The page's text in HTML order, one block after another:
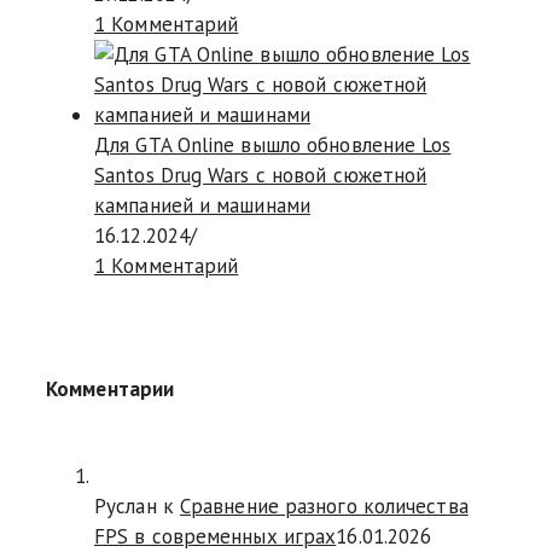
1 Комментарий
Для GTA Online вышло обновление Los
Santos Drug Wars с новой сюжетной
кампанией и машинами
16.12.2024/
1 Комментарий
Комментарии
Русланк Сравнение разного количества
FPS в современных играх16.01.2026